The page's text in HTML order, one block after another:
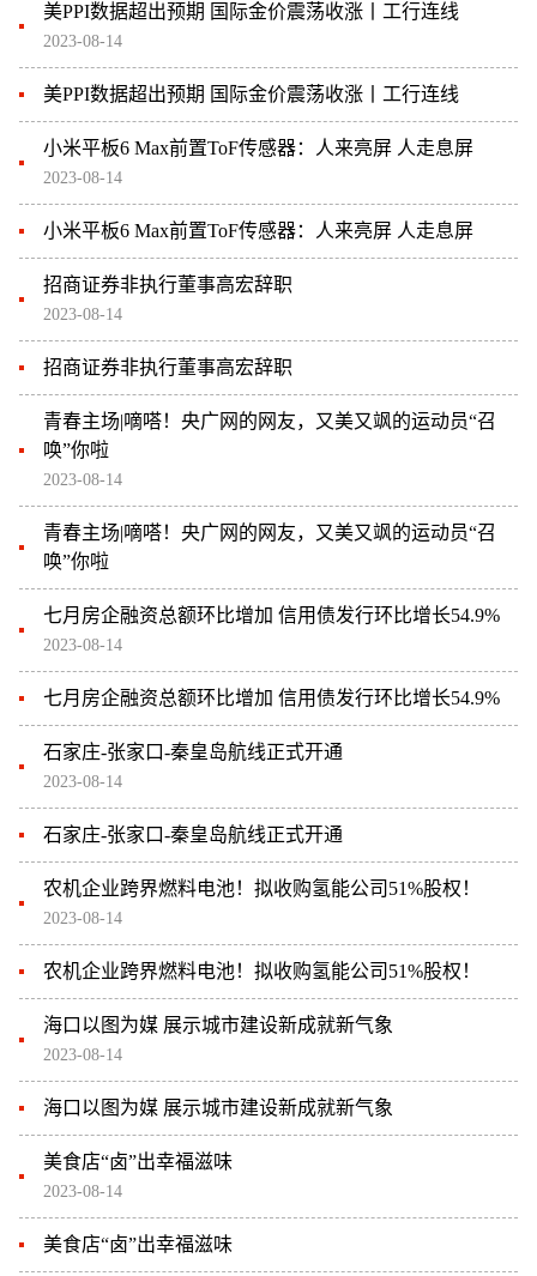
美PPI数据超出预期 国际金价震荡收涨丨工行连线
2023-08-14
美PPI数据超出预期 国际金价震荡收涨丨工行连线
小米平板6 Max前置ToF传感器：人来亮屏 人走息屏
2023-08-14
小米平板6 Max前置ToF传感器：人来亮屏 人走息屏
招商证券非执行董事高宏辞职
2023-08-14
招商证券非执行董事高宏辞职
青春主场|嘀嗒！央广网的网友，又美又飒的运动员“召
唤”你啦
2023-08-14
青春主场|嘀嗒！央广网的网友，又美又飒的运动员“召
唤”你啦
七月房企融资总额环比增加 信用债发行环比增长54.9%
2023-08-14
七月房企融资总额环比增加 信用债发行环比增长54.9%
石家庄-张家口-秦皇岛航线正式开通
2023-08-14
石家庄-张家口-秦皇岛航线正式开通
农机企业跨界燃料电池！拟收购氢能公司51%股权！
2023-08-14
农机企业跨界燃料电池！拟收购氢能公司51%股权！
海口以图为媒 展示城市建设新成就新气象
2023-08-14
海口以图为媒 展示城市建设新成就新气象
美食店“卤”出幸福滋味
2023-08-14
美食店“卤”出幸福滋味